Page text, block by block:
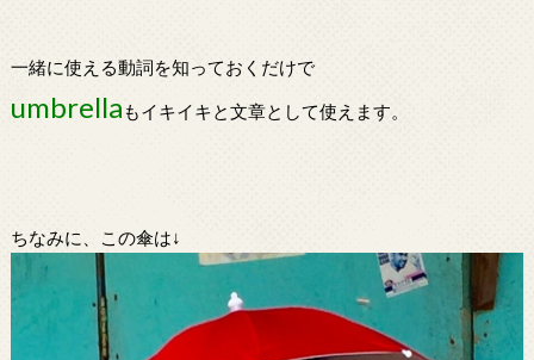
一緒に使える動詞を知っておくだけで
umbrellaもイキイキと文章として使えます。
ちなみに、この傘は↓